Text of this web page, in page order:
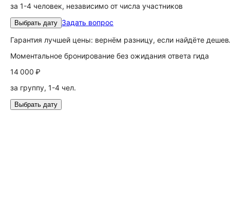
за 1-4 человек, независимо от числа участников
Выбрать дату Задать вопрос
Гарантия лучшей цены: вернём разницу, если найдёте
Моментальное бронирование без ожидания ответа гида
14 000 ₽
за группу, 1-4 чел.
Выбрать дату